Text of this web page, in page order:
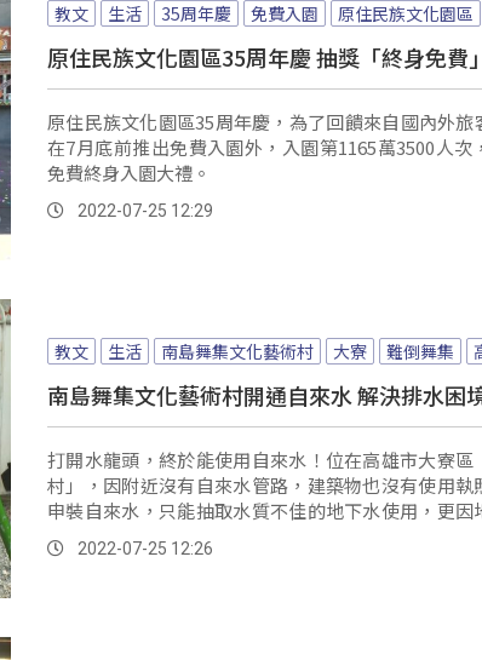
教文 生活 35周年慶 免費入園 原住民族文化園區
原住民族文化園區35周年慶 抽獎「終身免費
原住民族文化園區35周年慶，為了回饋來自國內外旅
在7月底前推出免費入園外，入園第1165萬3500人次
免費終身入園大禮。
2022-07-25 12:29
教文 生活 南島舞集文化藝術村 大寮 難倒舞集
南島舞集文化藝術村開通自來水 解決排水困
打開水龍頭，終於能使用自來水！位在高雄市大寮區
村」，因附近沒有自來水管路，建築物也沒有使用執
申裝自來水，只能抽取水質不佳的地下水使用，更因
淹水，困擾南島舞集20多年，如今問題終於得到解決
府各單位，合力出資出力改善，接通自來水管，也改善
2022-07-25 12:26